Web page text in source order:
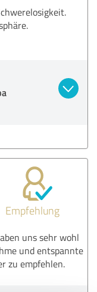
Empfehlung
uns sehr wohl
und entspannte
zu empfehlen.